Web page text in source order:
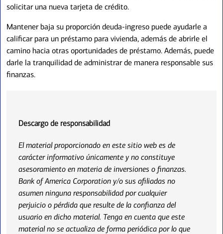
solicitar una nueva tarjeta de crédito.
Mantener baja su proporción deuda-ingreso puede ayudarle a
calificar para un préstamo para vivienda, además de abrirle el
camino hacia otras oportunidades de préstamo. Además, puede
darle la tranquilidad de administrar de manera responsable sus
finanzas.
Descargo de responsabilidad
El material proporcionado en este sitio web es de
carácter informativo únicamente y no constituye
asesoramiento en materia de inversiones o finanzas.
Bank of America Corporation y/o sus afiliadas no
asumen ninguna responsabilidad por cualquier
perjuicio o pérdida que resulte de la confianza del
usuario en dicho material. Tenga en cuenta que este
material no se actualiza de forma periódica por lo que